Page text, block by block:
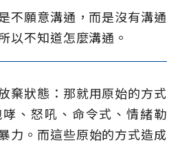
不願意溝通，而是沒有溝通
以不知道怎麼溝通。
棄狀態：那就用原始的方式
、怒吼、命令式、情緒勒
力。而這些原始的方式造成